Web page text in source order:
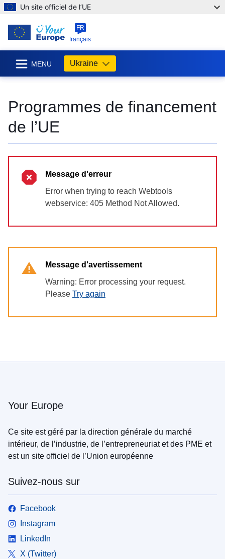
Un site officiel de l’UE
FR
français
MENU Ukraine
Programmes de financement
de l’UE
Message d'erreur
Error when trying to reach Webtools
webservice: 405 Method Not Allowed.
Message d'avertissement
Warning: Error processing your request.
Please Try again
Your Europe
Ce site est géré par la direction générale du marché
intérieur, de l’industrie, de l’entrepreneuriat et des PME et
est un site officiel de l’Union européenne
Suivez-nous sur
Facebook
Instagram
LinkedIn
X (Twitter)